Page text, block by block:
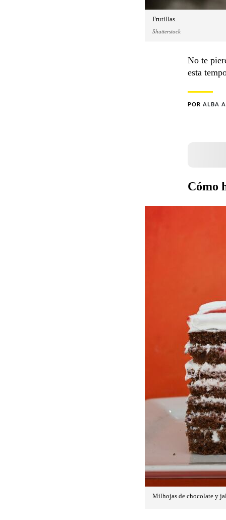
Frutillas.
Shutterstock
No te
esta
POR ALBA
Cómo
Milhojas de chocolate y